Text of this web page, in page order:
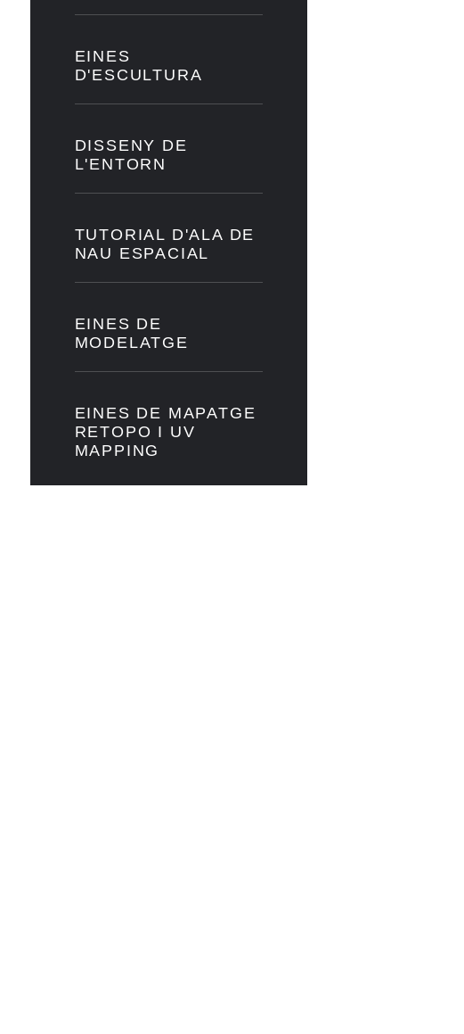
EINES
D'ESCULTURA
DISSENY DE
L'ENTORN
TUTORIAL D'ALA DE
NAU ESPACIAL
EINES DE
MODELATGE
EINES DE MAPATGE
RETOPO I UV
MAPPING